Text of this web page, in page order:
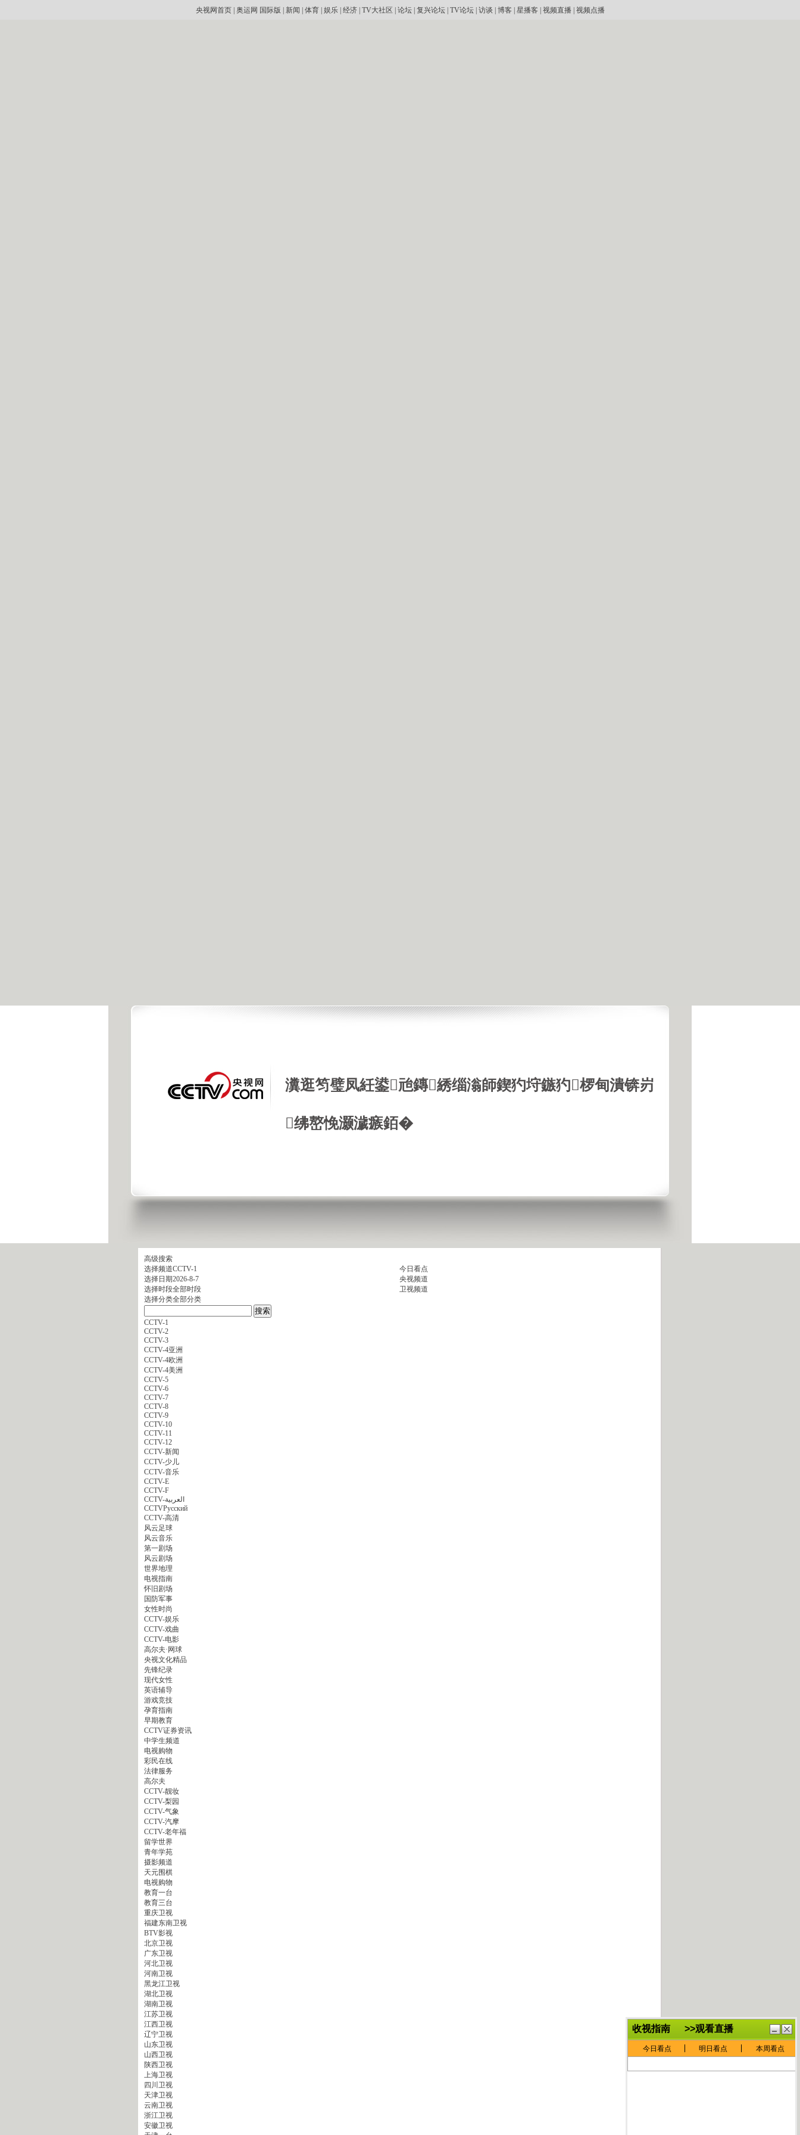
央视网首页| 奥运网 国际版 新闻 体育| 娱乐| 经济| TV大社区 论坛| 复兴论坛| TV论坛| 访谈 博客 星播客 视频直播| 视频点播
瀵逛笉璧凤紝鍙兘鏄綉缁滃師鍥犳垨鏃犳椤甸潰锛岃
绋嶅悗灏濊瘯銆�
高级搜索
选择频道CCTV-1
选择日期2026-8-7
选择时段全部时段
选择分类全部分类
CCTV-1
CCTV-2
CCTV-3
CCTV-4亚洲
CCTV-4欧洲
CCTV-4美洲
CCTV-5
CCTV-6
CCTV-7
CCTV-8
CCTV-9
CCTV-10
CCTV-11
CCTV-12
CCTV-新闻
CCTV-少儿
CCTV-音乐
CCTV-E
CCTV-F
CCTV-العربية
CCTVPусский
CCTV-高清
风云足球
风云音乐
第一剧场
风云剧场
世界地理
电视指南
怀旧剧场
国防军事
女性时尚
CCTV-娱乐
CCTV-戏曲
CCTV-电影
高尔夫·网球
央视文化精品
先锋纪录
现代女性
英语辅导
游戏竞技
孕育指南
早期教育
CCTV证券资讯
中学生频道
电视购物
彩民在线
法律服务
高尔夫
CCTV-靓妆
CCTV-梨园
CCTV-气象
CCTV-汽摩
CCTV-老年福
留学世界
青年学苑
摄影频道
天元围棋
电视购物
教育一台
教育三台
重庆卫视
福建东南卫视
BTV影视
北京卫视
广东卫视
河北卫视
河南卫视
黑龙江卫视
湖北卫视
湖南卫视
江苏卫视
江西卫视
辽宁卫视
山东卫视
山西卫视
陕西卫视
上海卫视
四川卫视
天津卫视
云南卫视
浙江卫视
安徽卫视
今日看点
央视频道
卫视频道
抽
鏈
€灏
忓
寲